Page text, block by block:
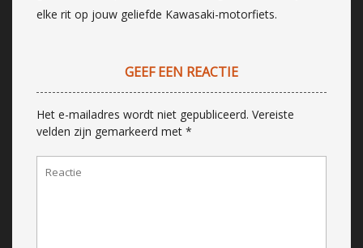
elke rit op jouw geliefde Kawasaki-motorfiets.
GEEF EEN REACTIE
Het e-mailadres wordt niet gepubliceerd. Vereiste
velden zijn gemarkeerd met *